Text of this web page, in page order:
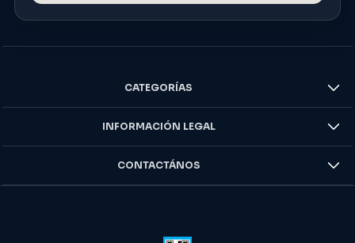
CATEGORÍAS
INFORMACIÓN LEGAL
CONTACTÁNOS